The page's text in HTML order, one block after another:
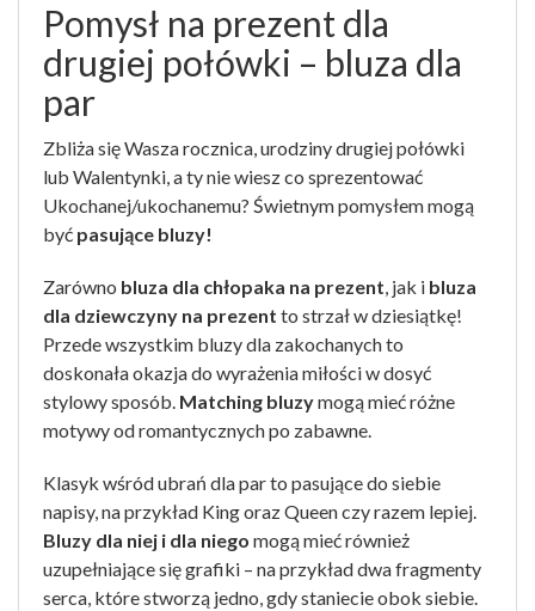
Pomysł na prezent dla
drugiej połówki – bluza dla
par
Zbliża się Wasza rocznica, urodziny drugiej połówki
lub Walentynki, a ty nie wiesz co sprezentować
Ukochanej/ukochanemu? Świetnym pomysłem mogą
być pasujące bluzy!
Zarówno bluza dla chłopaka na prezent, jak i bluza
dla dziewczyny na prezent to strzał w dziesiątkę!
Przede wszystkim bluzy dla zakochanych to
doskonała okazja do wyrażenia miłości w dosyć
stylowy sposób. Matching bluzymogą mieć różne
motywy od romantycznych po zabawne.
Klasyk wśród ubrań dla par to pasujące do siebie
napisy, na przykład King oraz Queen czy razem lepiej.
Bluzy dla niej i dla niego mogą mieć również
uzupełniające się grafiki – na przykład dwa fragmenty
serca, które stworzą jedno, gdy staniecie obok siebie.